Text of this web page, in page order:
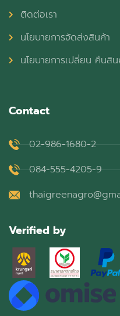
ติดต่อเรา
นโยบายการจัดส่งสินค้า
นโยบายการเปลี่ยน คืนสิ
Contact
02-986-1680-2
084-555-4205-9
Verified by